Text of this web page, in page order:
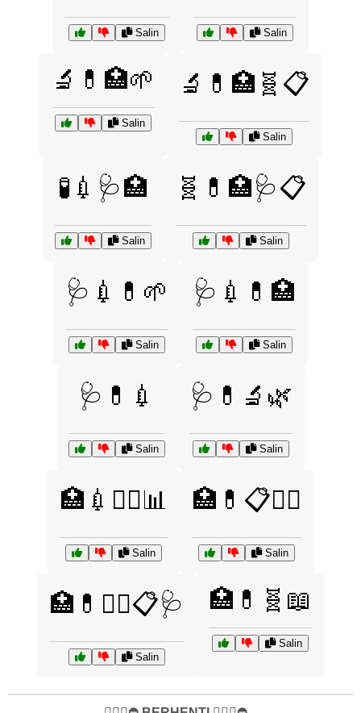
Salin Salin
🔬💊🏥🌱
Salin
🔬💊🏥🧬📋
Salin
🧪💉🩺🏥
Salin
🧬💊🏥🩺📋
Salin
🩺💉💊🌱
Salin
🩺💉💊🏥
Salin
🩺💊💉
Salin
🩺💊🔬🌿
Salin
🏥💉🧑‍⚕️📊
Salin
🏥💊📋🧑‍⚕️
Salin
🏥💊🧑‍⚕️📋🩺
Salin
🏥💊🧬📖
Salin